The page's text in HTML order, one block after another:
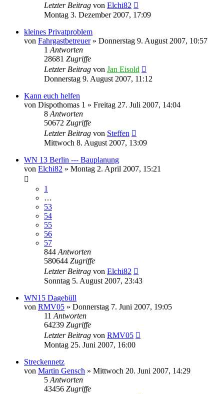
Letzter Beitrag von Elchi82
Montag 3. Dezember 2007, 17:09
kleines Privatproblem
von Fahrgastbetreuer» Donnerstag 9. August 2007, 10:57
1 Antworten
28681 Zugriffe
Letzter Beitrag von Jan Eisold
Donnerstag 9. August 2007, 11:12
Kann euch helfen
von Dispothomas 1 » Freitag 27. Juli 2007, 14:04
8 Antworten
50672 Zugriffe
Letzter Beitrag von Steffen
Mittwoch 8. August 2007, 13:09
WN 13 Berlin --- Bauplanung
von Elchi82 » Montag 2. April 2007, 15:21
1
…
53
54
55
56
57
844 Antworten
580644 Zugriffe
Letzter Beitrag von Elchi82
Sonntag 5. August 2007, 23:43
WN15 Dagebüll
von RMV05 » Donnerstag 7. Juni 2007, 19:05
11 Antworten
64239 Zugriffe
Letzter Beitrag von RMV05
Montag 25. Juni 2007, 16:00
Streckennetz
von Martin Gensch » Mittwoch 20. Juni 2007, 14:29
5 Antworten
43456 Zugriffe